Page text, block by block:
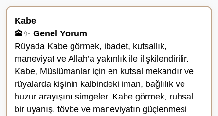
Kabe
🕋✨ Genel Yorum
Rüyada Kabe görmek, ibadet, kutsallık,
maneviyat ve Allah’a yakınlık ile ilişkilendirilir.
Kabe, Müslümanlar için en kutsal mekandır ve
rüyalarda kişinin kalbindeki iman, bağlılık ve
huzur arayışını simgeler. Kabe görmek, ruhsal
bir uyanış, tövbe ve maneviyatın güçlenmesi